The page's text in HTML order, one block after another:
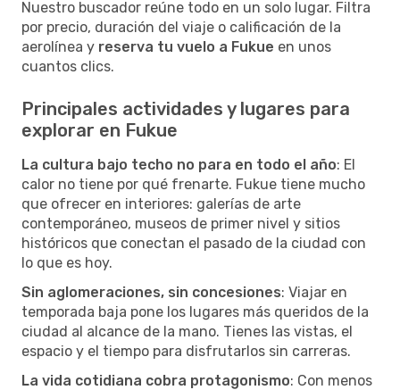
Nuestro buscador reúne todo en un solo lugar. Filtra
por precio, duración del viaje o calificación de la
aerolínea y reserva tu vuelo a Fukue en unos
cuantos clics.
Principales actividades y lugares para
explorar en Fukue
La cultura bajo techo no para en todo el año: El
calor no tiene por qué frenarte. Fukue tiene mucho
que ofrecer en interiores: galerías de arte
contemporáneo, museos de primer nivel y sitios
históricos que conectan el pasado de la ciudad con
lo que es hoy.
Sin aglomeraciones, sin concesiones: Viajar en
temporada baja pone los lugares más queridos de la
ciudad al alcance de la mano. Tienes las vistas, el
espacio y el tiempo para disfrutarlos sin carreras.
La vida cotidiana cobra protagonismo: Con menos